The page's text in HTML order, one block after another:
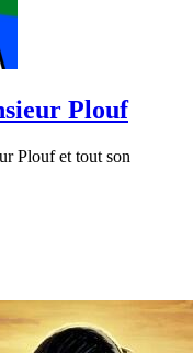
Plouf
Plouf et tout son